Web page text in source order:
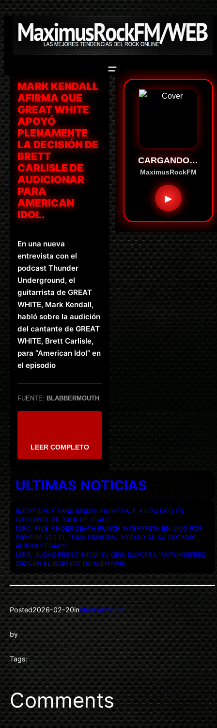
Saltar
al
contenido
MARK KENDALL
AFIRMA QUE
GREAT WHITE
APOYÓ
PLENAMENTE
LA DECISIÓN DE
BRETT
CARLISLE DE
AUDICIONAR
PARA
AMERICAN
IDOL.
En una nueva
entrevista con el
podcast Thunder
Underground, el
guitarrista de GREAT
WHITE, Mark Kendall,
habló sobre la audición
del cantante de GREAT
WHITE, Brett Carlisle,
para “American Idol” en
el episodio
FUENTE: BLABBERMOUTH
LEER COMPLETO
CARGANDO…
MaximusRockFM
▶
ULTIMAS NOTICIAS
ROCKEROS Y FANS RINDEN HOMENAJE A LOU KOLLER,
CANTANTE DE “SICK OF IT ALL”.
MIRA: FIVE FINGER DEATH PUNCH INTERPRETA EN VIVO POR
PRIMERA VEZ EL TEMA PRINCIPAL INÉDITO DE SU PRÓXIMO
ÁLBUM ‘LEGACY’.
MIRA: JUDAS PRIEST INICIA SU GIRA EUROPEA ‘FAITHKEEPERS’
2026 EN EL BOBFEST DE ALEMANIA.
Posted2026-02-20inBlabbermouth
by
Tags:
Comments